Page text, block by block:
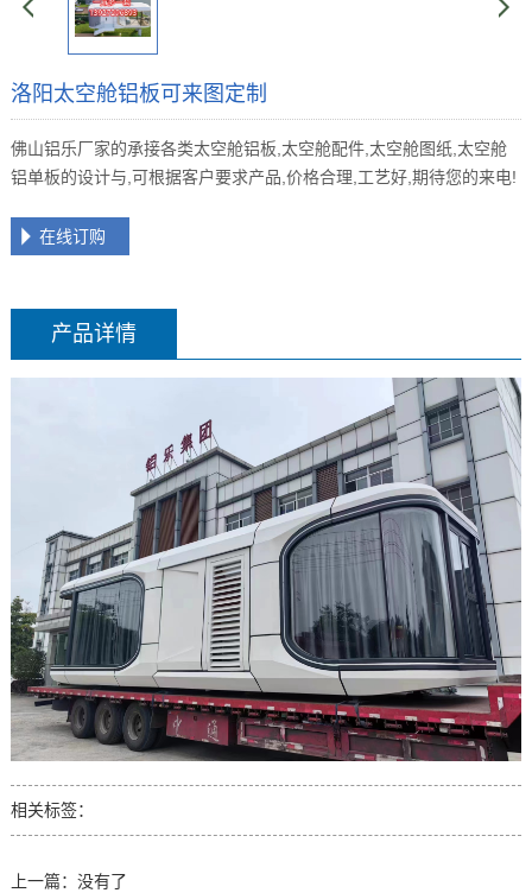
洛阳太空舱铝板可来图定制
佛山铝乐厂家的承接各类太空舱铝板,太空舱配件,太空舱图纸,太空舱
铝单板的设计与,可根据客户要求产品,价格合理,工艺好,期待您的来电!
在线订购
产品详情
相关标签：
上一篇：没有了